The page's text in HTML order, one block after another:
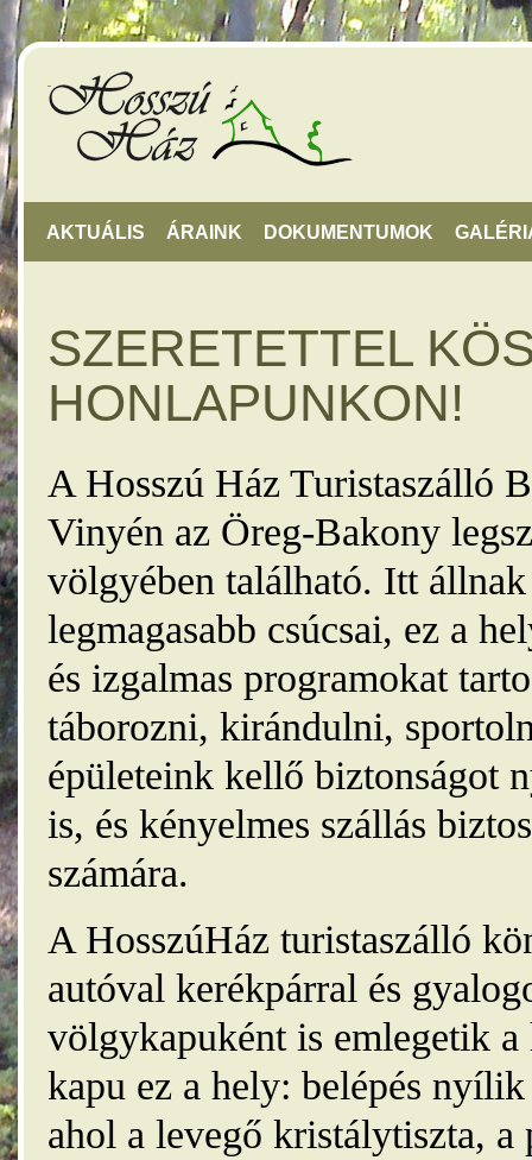
AKTUÁLIS ÁRAINK DOKUMENTUMOK
SZERETETTEL
HONLAPUNKON!
A Hosszú Ház Turistaszálló
Vinyén az Öreg-Bakony
völgyében található. Itt
legmagasabb csúcsai, ez a
és izgalmas programokat
táborozni, kirándulni,
épületeink kellő biztonságot
is, és kényelmes szállás
számára.
A HosszúHáz turistaszálló
autóval kerékpárral és
völgykapuként is emlegetik
kapu ez a hely: belépés
ahol a levegő kristálytiszta, a